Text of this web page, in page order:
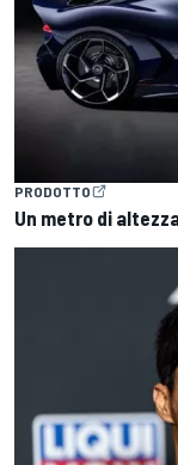
PRODOTTO
Un metro di